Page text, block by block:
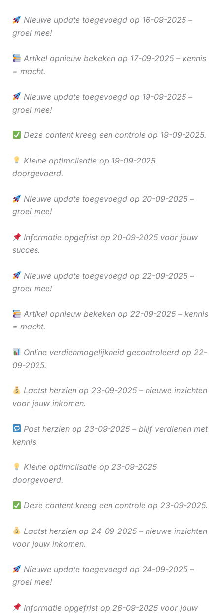
Nieuwe update toegevoegd op 16-09-2025 –
groei mee!
Artikel opnieuw bekeken op 17-09-2025 – kennis
= macht.
Nieuwe update toegevoegd op 19-09-2025 –
groei mee!
Deze content kreeg een controle op 19-09-2025.
Kleine optimalisatie op 19-09-2025
doorgevoerd.
Nieuwe update toegevoegd op 20-09-2025 –
groei mee!
Informatie opgefrist op 20-09-2025 voor jouw
succes.
Nieuwe update toegevoegd op 22-09-2025 –
groei mee!
Artikel opnieuw bekeken op 22-09-2025 – kennis
= macht.
Online verdienmogelijkheid gecontroleerd op 22-
09-2025.
Laatst herzien op 23-09-2025 – nieuwe inzichten
voor jouw inkomen.
Post herzien op 23-09-2025 – blijf verdienen met
kennis.
Kleine optimalisatie op 23-09-2025
doorgevoerd.
Deze content kreeg een controle op 23-09-2025.
Laatst herzien op 24-09-2025 – nieuwe inzichten
voor jouw inkomen.
Nieuwe update toegevoegd op 24-09-2025 –
groei mee!
Informatie opgefrist op 26-09-2025 voor jouw